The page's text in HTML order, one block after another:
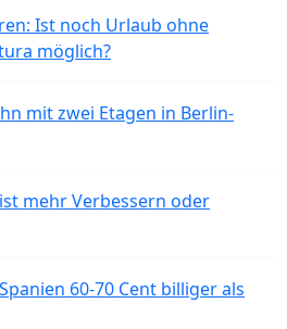
Ist noch Urlaub ohne
möglich?
mit zwei Etagen in Berlin-
mehr Verbessern oder
60-70 Cent billiger als